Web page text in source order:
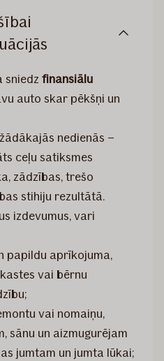
sniedz finansiālu
auto skar pēkšņi un
nedienās –
ceļu satiksmes
zādzības, trešo
stihiju rezultātā.
izdevumus, vari
papildu aprīkojuma,
vai bērnu
vai nomaiņu,
sānu un aizmugurējam
jumtam un jumta lūkai;